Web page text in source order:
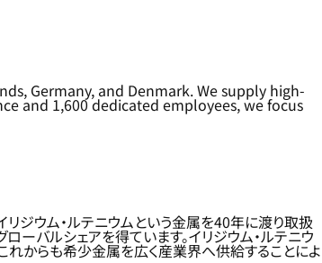
Germany, and Denmark. We supply high-
and 1,600 dedicated employees, we focus
ジウム・ルテニウムという金属を40年に渡り取扱
バルシェアを得ています。イリジウム・ルテニウ
れからも希少金属を広く産業界へ供給することによ